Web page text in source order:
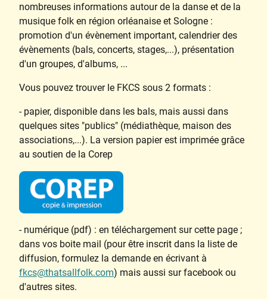
nombreuses informations autour de la danse et de la
musique folk en région orléanaise et Sologne :
promotion d'un évènement important, calendrier des
évènements (bals, concerts, stages,...), présentation
d'un groupes, d'albums, ...
Vous pouvez trouver le FKCS sous 2 formats :
- papier, disponible dans les bals, mais aussi dans
quelques sites "publics" (médiathèque, maison des
associations,...). La version papier est imprimée grâce
au soutien de la Corep
- numérique (pdf) : en téléchargement sur cette page ;
dans vos boite mail (pour être inscrit dans la liste de
diffusion, formulez la demande en écrivant à
fkcs@thatsallfolk.com) mais aussi sur facebook ou
d'autres sites.